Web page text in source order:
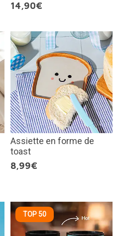
14,90€
Assiette en forme de
toast
8,99€
TOP 50